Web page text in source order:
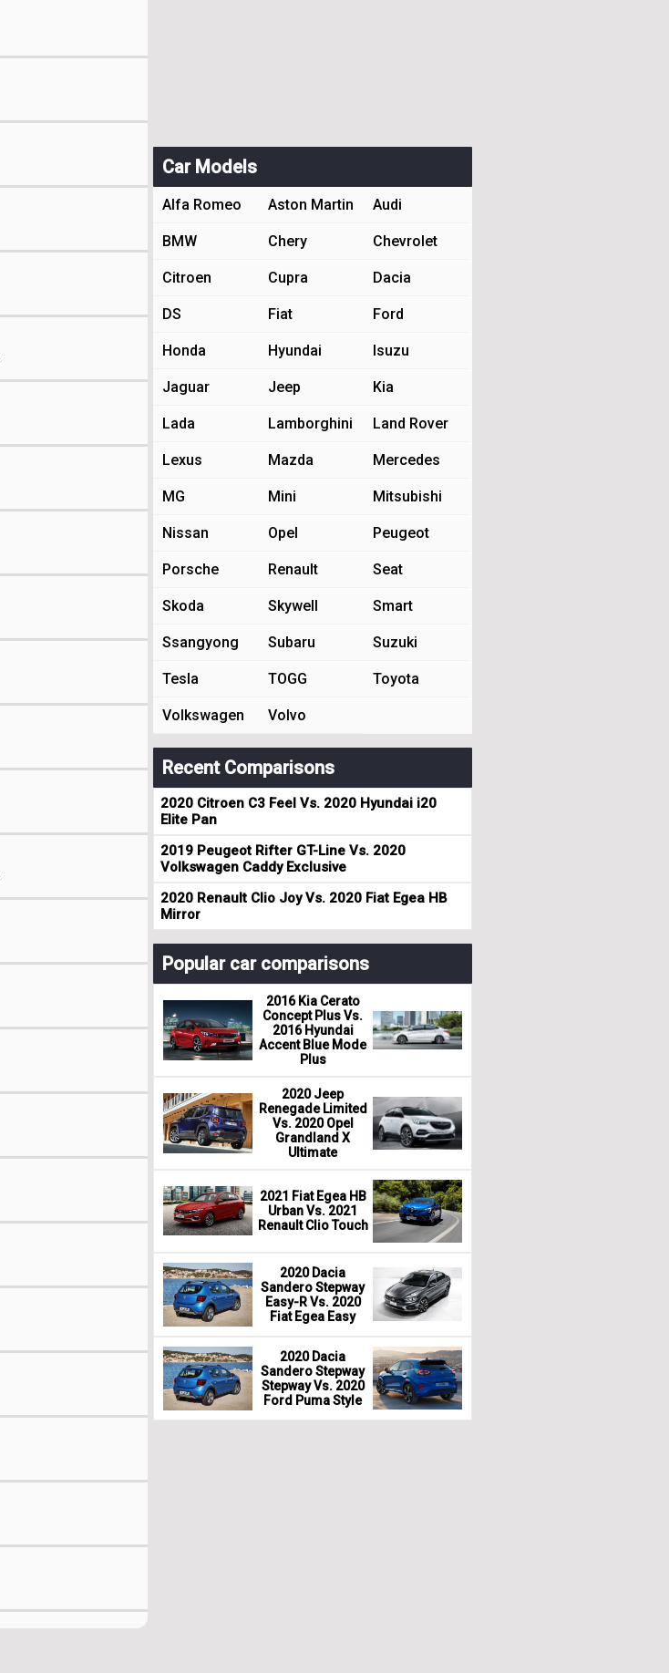
Car Models
Alfa Romeo Aston Martin Audi
BMW Chery Chevrolet
Citroen Cupra Dacia
DS Fiat Ford
Honda Hyundai Isuzu
Jaguar Jeep Kia
Lada Lamborghini Land Rover
Lexus Mazda Mercedes
MG Mini Mitsubishi
Nissan Opel Peugeot
Porsche Renault Seat
Skoda Skywell Smart
Ssangyong Subaru Suzuki
Tesla TOGG Toyota
Volkswagen Volvo
Recent Comparisons
2020 Citroen C3 Feel Vs. 2020 Hyundai i20
Elite Pan
2019 Peugeot Rifter GT-Line Vs. 2020
Volkswagen Caddy Exclusive
2020 Renault Clio Joy Vs. 2020 Fiat Egea HB
Mirror
Popular car comparisons
2016 Kia Cerato
Concept Plus Vs.
2016 Hyundai
Accent Blue Mode
Plus
2020 Jeep
Renegade Limited
Vs. 2020 Opel
Grandland X
Ultimate
2021 Fiat Egea HB
Urban Vs. 2021
Renault Clio Touch
2020 Dacia
Sandero Stepway
Easy-R Vs. 2020
Fiat Egea Easy
2020 Dacia
Sandero Stepway
Stepway Vs. 2020
Ford Puma Style